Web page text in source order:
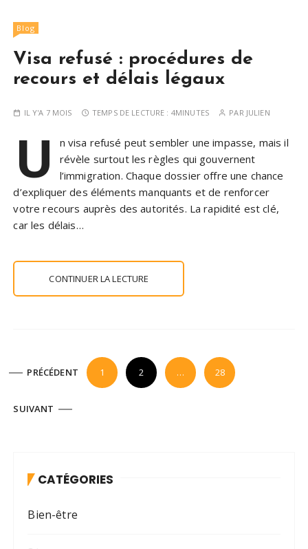
Blog
Visa refusé : procédures de
recours et délais légaux
IL Y'A 7 MOIS TEMPS DE LECTURE : 4MINUTES PAR JULIEN
U
n visa refusé peut sembler une impasse, mais il
révèle surtout les règles qui gouvernent
l’immigration. Chaque dossier offre une chance
d’expliquer des éléments manquants et de renforcer
votre recours auprès des autorités. La rapidité est clé,
car les délais…
CONTINUER LA LECTURE
g
PRÉCÉDENT 1 2 … 28
SUIVANT
CATÉGORIES
Bien-être